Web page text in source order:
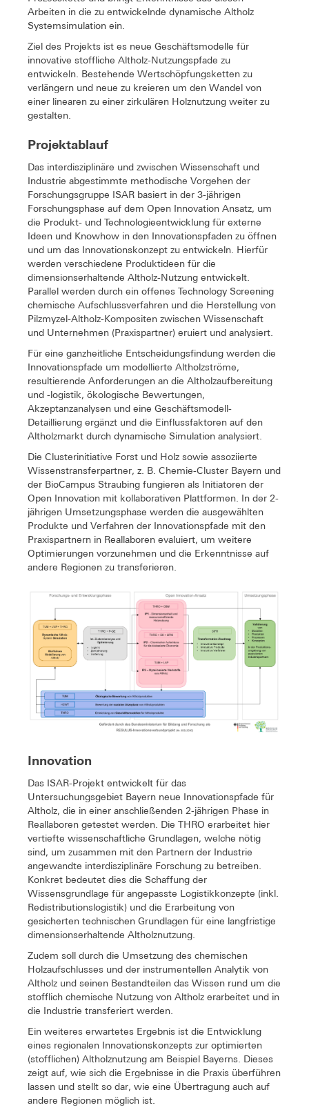
Arbeiten in die zu entwickelnde dynamische Altholz
Systemsimulation ein.
Ziel des Projekts ist es neue Geschäftsmodelle für
innovative stoffliche Altholz-Nutzungspfade zu
entwickeln. Bestehende Wertschöpfungsketten zu
verlängern und neue zu kreieren um den Wandel von
einer linearen zu einer zirkulären Holznutzung weiter zu
gestalten.
Projektablauf
Das interdisziplinäre und zwischen Wissenschaft und
Industrie abgestimmte methodische Vorgehen der
Forschungsgruppe ISAR basiert in der 3-jährigen
Forschungsphase auf dem Open Innovation Ansatz, um
die Produkt- und Technologieentwicklung für externe
Ideen und Knowhow in den Innovationspfaden zu öffnen
und um das Innovationskonzept zu entwickeln. Hierfür
werden verschiedene Produktideen für die
dimensionserhaltende Altholz-Nutzung entwickelt.
Parallel werden durch ein offenes Technology Screening
chemische Aufschlussverfahren und die Herstellung von
Pilzmyzel-Altholz-Kompositen zwischen Wissenschaft
und Unternehmen (Praxispartner) eruiert und analysiert.
Für eine ganzheitliche Entscheidungsfindung werden die
Innovationspfade um modellierte Altholzströme,
resultierende Anforderungen an die Altholzaufbereitung
und -logistik, ökologische Bewertungen,
Akzeptanzanalysen und eine Geschäftsmodell-
Detaillierung ergänzt und die Einflussfaktoren auf den
Altholzmarkt durch dynamische Simulation analysiert.
Die Clusterinitiative Forst und Holz sowie assoziierte
Wissenstransferpartner, z. B. Chemie-Cluster Bayern und
der BioCampus Straubing fungieren als Initiatoren der
Open Innovation mit kollaborativen Plattformen. In der 2-
jährigen Umsetzungsphase werden die ausgewählten
Produkte und Verfahren der Innovationspfade mit den
Praxispartnern in Reallaboren evaluiert, um weitere
Optimierungen vorzunehmen und die Erkenntnisse auf
andere Regionen zu transferieren.
Innovation
Das ISAR-Projekt entwickelt für das
Untersuchungsgebiet Bayern neue Innovationspfade für
Altholz, die in einer anschließenden 2-jährigen Phase in
Reallaboren getestet werden. Die THRO erarbeitet hier
vertiefte wissenschaftliche Grundlagen, welche nötig
sind, um zusammen mit den Partnern der Industrie
angewandte interdisziplinäre Forschung zu betreiben.
Konkret bedeutet dies die Schaffung der
Wissensgrundlage für angepasste Logistikkonzepte (inkl.
Redistributionslogistik) und die Erarbeitung von
gesicherten technischen Grundlagen für eine langfristige
dimensionserhaltende Altholznutzung.
Zudem soll durch die Umsetzung des chemischen
Holzaufschlusses und der instrumentellen Analytik von
Altholz und seinen Bestandteilen das Wissen rund um die
stofflich chemische Nutzung von Altholz erarbeitet und in
die Industrie transferiert werden.
Ein weiteres erwartetes Ergebnis ist die Entwicklung
eines regionalen Innovationskonzepts zur optimierten
(stofflichen) Altholznutzung am Beispiel Bayerns. Dieses
zeigt auf, wie sich die Ergebnisse in die Praxis überführen
lassen und stellt so dar, wie eine Übertragung auch auf
andere Regionen möglich ist.